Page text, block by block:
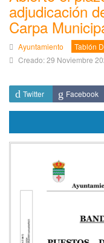
adjudicación
Carpa
Ayuntamiento
Tablón
Creado: 29 Noviembre
Twitter Facebook